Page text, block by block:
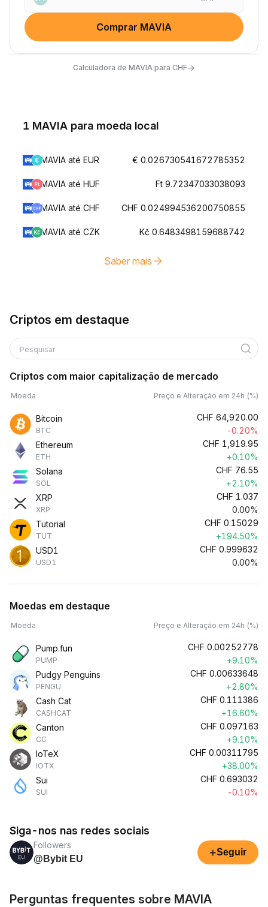
Comprar MAVIA
Calculadora de MAVIA para CHF→
1 MAVIA para moeda local
MAVIA até EUR € 0.026730541672785352
MAVIA até HUF Ft 9.72347033038093
MAVIA até CHF CHF 0.024994536200750855
MAVIA até CZK Kč 0.6483498159688742
Saber mais
Criptos em destaque
Pesquisar
Criptos com maior capitalização de mercado
Moeda Preço e Alteração em 24h (%)
Bitcoin
BTC
CHF 64,920.00
-0.20%
Ethereum
ETH
CHF 1,919.95
+0.10%
Solana
SOL
CHF 76.55
+2.10%
XRP
XRP
CHF 1.037
0.00%
Tutorial
TUT
CHF 0.15029
+194.50%
USD1
USD1
CHF 0.999632
0.00%
Moedas em destaque
Moeda Preço e Alteração em 24h (%)
Pump.fun
PUMP
CHF 0.00252778
+9.10%
Pudgy Penguins
PENGU
CHF 0.00633648
+2.80%
Cash Cat
CASHCAT
CHF 0.111386
+16.60%
Canton
CC
CHF 0.097163
+9.10%
IoTeX
IOTX
CHF 0.00311795
+38.00%
Sui
SUI
CHF 0.693032
-0.10%
Siga-nos nas redes sociais
Followers
@Bybit EU
+Seguir
Perguntas frequentes sobre MAVIA